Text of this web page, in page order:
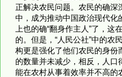
正解决农民问题。农民的确深
中，成为推动中国政治现代化
上也的确“翻身作主人”了，这
的。但是，“人民公社”中的农
构更是强化了他们农民的身份
的数量并未减少，相反，人口
能在农村从事着效率并不高的